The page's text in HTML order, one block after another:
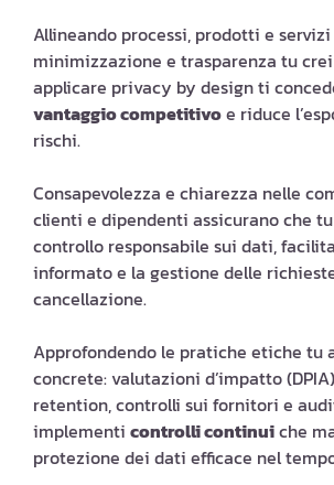
Allineando processi, prodotti e
minimizzazione e trasparenza tu
applicare privacy by design ti
vantaggio competitivoe riduce
rischi.
Consapevolezza e chiarezza nelle
clienti e dipendenti assicurano che
controllo responsabile sui dati,
informato e la gestione delle
cancellazione.
Approfondendo le pratiche etiche tu
concrete: valutazioni d’impatto
retention, controlli sui fornitori e
implementi controlli continuiche
protezione dei dati efficace nel